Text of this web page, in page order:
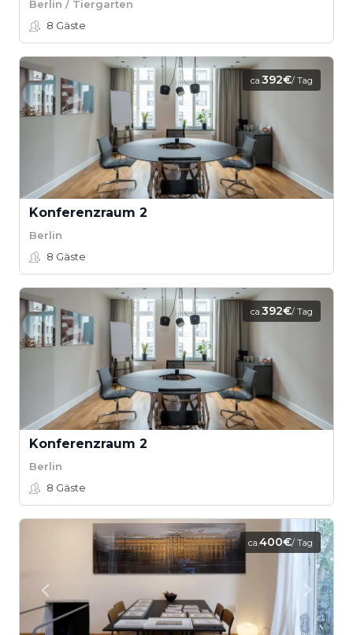
Berlin / Tiergarten
8 Gäste
ca.392€/ Tag
Konferenzraum 2
Berlin
8 Gäste
ca.392€/ Tag
Konferenzraum 2
Berlin
8 Gäste
ca.400€/ Tag